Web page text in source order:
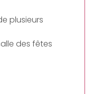
plusieurs
des fêtes